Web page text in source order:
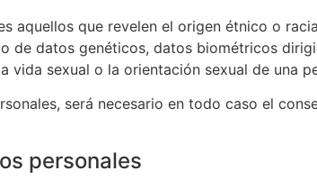
aquellos que revelen el origen étnico o
de datos genéticos, datos biométricos
sexual o la orientación sexual de una
será necesario en todo caso el
personales